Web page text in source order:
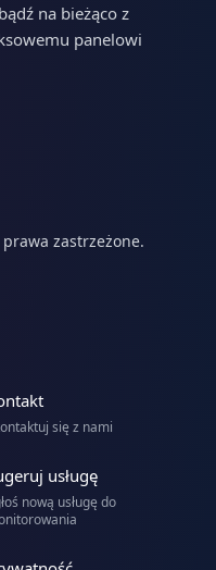
na bieżąco z
panelowi
zastrzeżone.
się z nami
usługę
nową usługę do